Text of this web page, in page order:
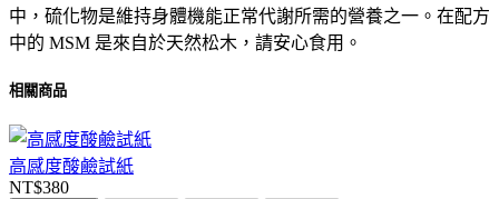
中，硫化物是維持身體機能正常代謝所需的營養之一。在配方
中的 MSM 是來自於天然松木，請安心食用。
相關商品
高感度酸鹼試紙
NT$380